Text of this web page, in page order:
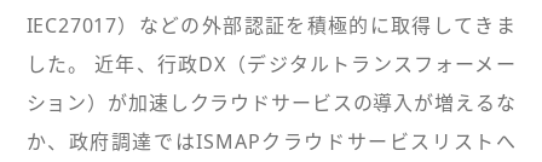
IEC27017）などの外部認証を積極的に取得してきま
した。 近年、行政DX（デジタルトランスフォーメー
ション）が加速しクラウドサービスの導入が増えるな
か、政府調達ではISMAPクラウドサービスリストへ